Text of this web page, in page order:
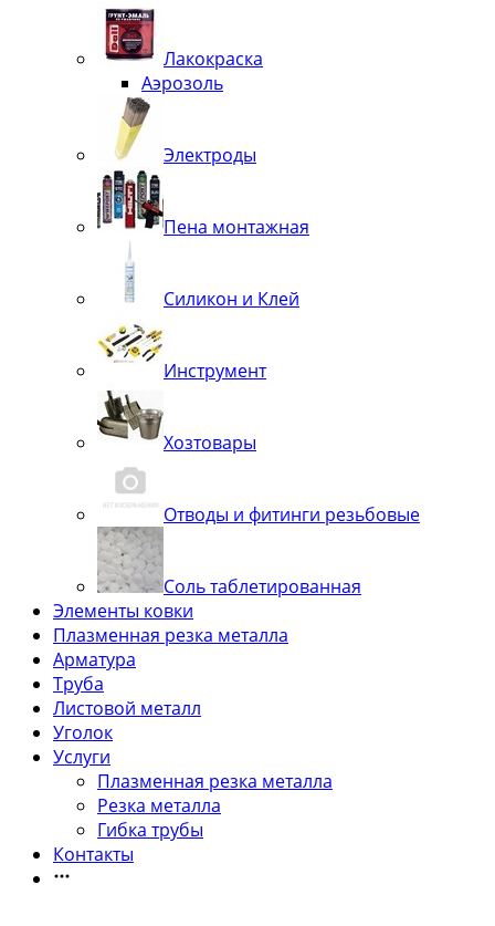
Лакокраска
Аэрозоль
Электроды
Пена монтажная
Силикон и Клей
Инструмент
Хозтовары
Отводы и фитинги резьбовые
Соль таблетированная
Элементы ковки
Плазменная резка металла
Арматура
Труба
Листовой металл
Уголок
Услуги
Плазменная резка металла
Резка металла
Гибка трубы
Контакты